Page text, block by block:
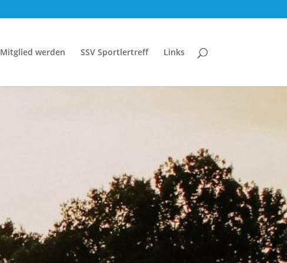
Mitglied werden SSV Sportlertreff Links